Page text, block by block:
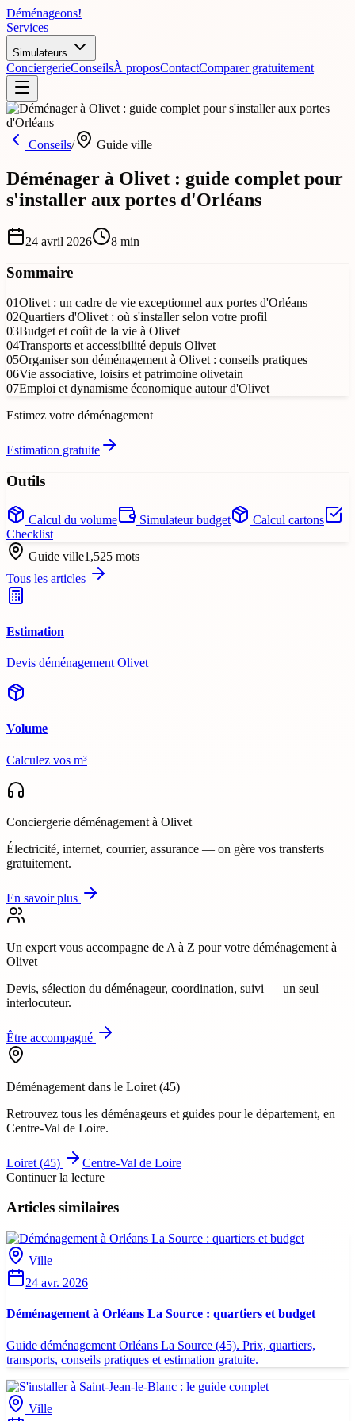
Déménageons!
Services
Simulateurs
ConciergerieConseilsÀ proposContactComparer gratuitement
Conseils/ Guide ville
Déménager à Olivet : guide complet pour
s'installer aux portes d'Orléans
24 avril 2026 8 min
Sommaire
01Olivet : un cadre de vie exceptionnel aux portes d'Orléans
02Quartiers d'Olivet : où s'installer selon votre profil
03Budget et coût de la vie à Olivet
04Transports et accessibilité depuis Olivet
05Organiser son déménagement à Olivet : conseils pratiques
06Vie associative, loisirs et patrimoine olivetain
07Emploi et dynamisme économique autour d'Olivet
Estimez votre déménagement
Estimation gratuite
Outils
Calcul du volume Simulateur budget
Calcul cartons
Checklist
Guide ville1,525 mots
Tous les articles
Estimation
Devis déménagement Olivet
Volume
Calculez vos m³
Conciergerie déménagement à Olivet
Électricité, internet, courrier, assurance — on gère vos transferts
gratuitement.
En savoir plus
Un expert vous accompagne de A à Z pour votre déménagement à
Olivet
Devis, sélection du déménageur, coordination, suivi — un seul
interlocuteur.
Être accompagné
Déménagement dans le Loiret (45)
Retrouvez tous les déménageurs et guides pour le département, en
Centre-Val de Loire.
Loiret (45)
Centre-Val de Loire
Continuer la lecture
Articles similaires
Ville
24 avr. 2026
Déménagement à Orléans La Source : quartiers et budget
Guide déménagement Orléans La Source (45). Prix, quartiers,
transports, conseils pratiques et estimation gratuite.
Ville